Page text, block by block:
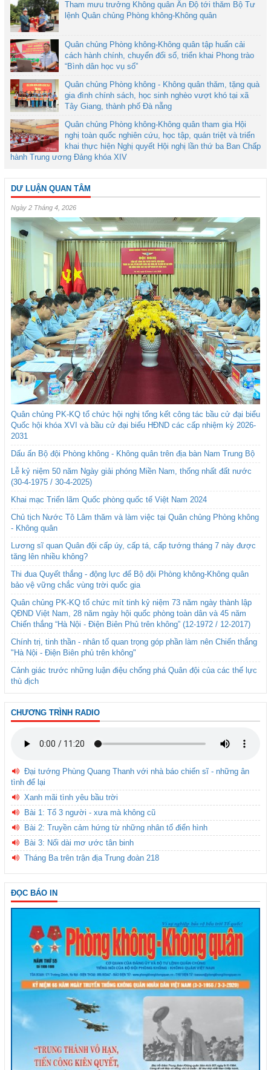
Tham mưu trưởng Không quân Ấn Độ tới thăm Bộ Tư
lệnh Quân chủng Phòng không-Không quân
Quân chủng Phòng không-Không quân tập huấn cải
cách hành chính, chuyển đổi số, triển khai Phong trào
“Bình dân học vụ số”
Quân chủng Phòng không - Không quân thăm, tặng quà
gia đình chính sách, học sinh nghèo vượt khó tại xã
Tây Giang, thành phố Đà nẵng
Quân chủng Phòng không-Không quân tham gia Hội
nghị toàn quốc nghiên cứu, học tập, quán triệt và triển
khai thực hiện Nghị quyết Hội nghị lần thứ ba Ban Chấp
hành Trung ương Đảng khóa XIV
DƯ LUẬN QUAN TÂM
Ngày 2 Tháng 4, 2026
Quân chủng PK-KQ tổ chức hội nghị tổng kết công tác bầu cử đại biểu
Quốc hội khóa XVI và bầu cử đại biểu HĐND các cấp nhiệm kỳ 2026-
2031
Dấu ấn Bộ đội Phòng không - Không quân trên địa bàn Nam Trung Bộ
Lễ kỷ niệm 50 năm Ngày giải phóng Miền Nam, thống nhất đất nước
(30-4-1975 / 30-4-2025)
Khai mạc Triển lãm Quốc phòng quốc tế Việt Nam 2024
Chủ tịch Nước Tô Lâm thăm và làm việc tại Quân chủng Phòng không
- Không quân
Lương sĩ quan Quân đội cấp úy, cấp tá, cấp tướng tháng 7 này được
tăng lên nhiều không?
Thi đua Quyết thắng - động lực để Bộ đội Phòng không-Không quân
bảo vệ vững chắc vùng trời quốc gia
Quân chủng PK-KQ tổ chức mít tinh kỷ niệm 73 năm ngày thành lập
QĐND Việt Nam, 28 năm ngày hội quốc phòng toàn dân và 45 năm
Chiến thắng “Hà Nội - Điện Biên Phủ trên không” (12-1972 / 12-2017)
Chính trị, tinh thần - nhân tố quan trọng góp phần làm nên Chiến thắng
"Hà Nội - Điện Biên phủ trên không"
Cảnh giác trước những luận điệu chống phá Quân đội của các thế lực
thù địch
CHƯƠNG TRÌNH RADIO
Đại tướng Phùng Quang Thanh với nhà báo chiến sĩ - những ân
tình để lại
Xanh mãi tình yêu bầu trời
Bài 1: Tổ 3 người - xưa mà không cũ
Bài 2: Truyền cảm hứng từ những nhân tố điển hình
Bài 3: Nối dài mơ ước tân binh
Tháng Ba trên trận địa Trung đoàn 218
ĐỌC BÁO IN